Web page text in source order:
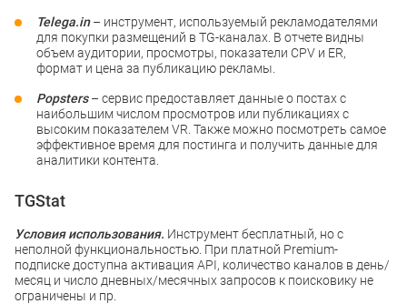
Telega.in– инструмент, используемый рекламодателями
для покупки размещений в TG-каналах. В отчете видны
объем аудитории, просмотры, показатели CPV и ER,
формат и цена за публикацию рекламы.
Popsters– сервис предоставляет данные о постах с
наибольшим числом просмотров или публикациях с
высоким показателем VR. Также можно посмотреть самое
эффективное время для постинга и получить данные для
аналитики контента.
TGStat
Условия использования. Инструмент бесплатный, но с
неполной функциональностью. При платной Premium-
подписке доступна активация API, количество каналов в день/
месяц и число дневных/месячных запросов к поисковику не
ограничены и пр.